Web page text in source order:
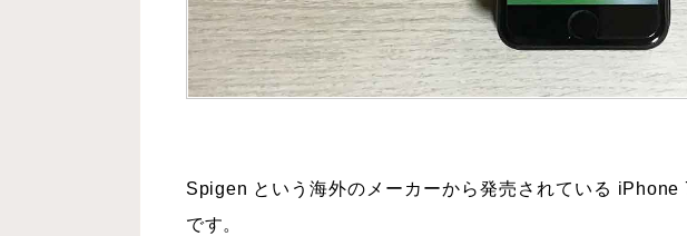
Spigen という海外のメーカーから発売されている
です。